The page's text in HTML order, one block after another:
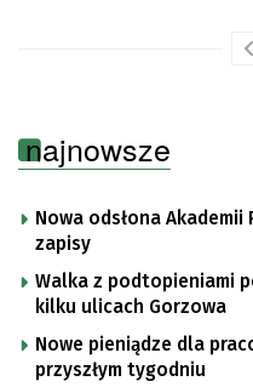
najnowsze
Nowa odsłona Akademii
zapisy
Walka z podtopieniami
kilku ulicach Gorzowa
Nowe pieniądze dla
przyszłym tygodniu